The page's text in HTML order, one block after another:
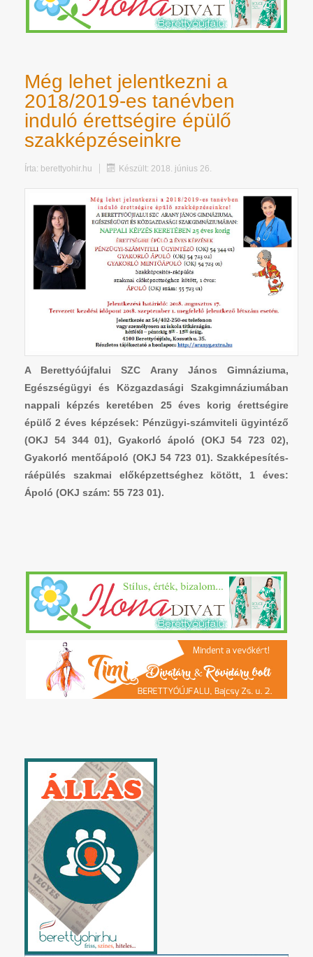
Még lehet jelentkezni a
2018/2019-es tanévben
induló érettségire épülő
szakképzéseinkre
Írta: berettyohir.hu Készült: 2018. június 26.
A Berettyóújfalui SZC Arany János Gimnáziuma,
Egészségügyi és Közgazdasági Szakgimnáziumában
nappali képzés keretében 25 éves korig érettségire
épülő 2 éves képzések: Pénzügyi-számviteli ügyintéző
(OKJ 54 344 01), Gyakorló ápoló (OKJ 54 723 02),
Gyakorló mentőápoló (OKJ 54 723 01). Szakképesítés-
ráépülés szakmai előképzettséghez kötött, 1 éves:
Ápoló (OKJ szám: 55 723 01).